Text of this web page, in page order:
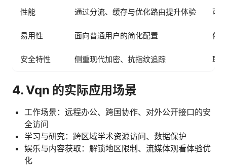
性能 通过分流、缓存与优化路由提升体验 可
易用性 面向普通用户的简化配置 依
安全特性 侧重现代加密、抗指纹追踪 取
4. Vqn 的实际应用场景
工作场景：远程办公、跨国协作、对外公开接口的安
全访问
学习与研究：跨区域学术资源访问、数据保护
娱乐与内容获取：解锁地区限制、流媒体观看体验优
化